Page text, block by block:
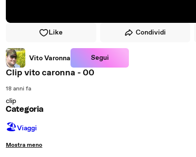
Like Condividi
Vito Varonna Segui
Clip vito caronna - 00
18 anni fa
clip
Categoria
🏖Viaggi
Mostra meno